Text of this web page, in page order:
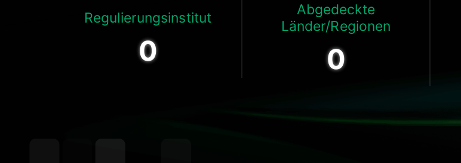
Regulierungsinstitut
0
Abgedeckte
Länder/Regionen
0